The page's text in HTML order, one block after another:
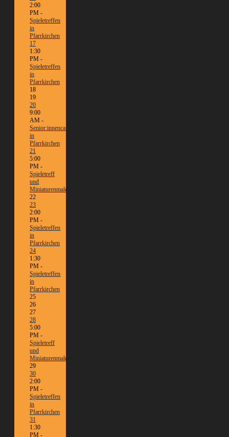
2:00
PM -
Spieletreffen
in
Pfarrkirchen
17
1:30
PM -
Spieletreffen
in
Pfarrkirchen
18
19
20
9:00
AM -
Senior:innencafé
in
Pfarrkirchen
21
5:00
PM -
Spieletreff
und
Miniaturenmalen/Tabletop
22
23
2:00
PM -
Spieletreffen
in
Pfarrkirchen
24
1:30
PM -
Spieletreffen
in
Pfarrkirchen
25
26
27
28
5:00
PM -
Spieletreff
und
Miniaturenmalen/Tabletop
29
30
2:00
PM -
Spieletreffen
in
Pfarrkirchen
31
1:30
PM -